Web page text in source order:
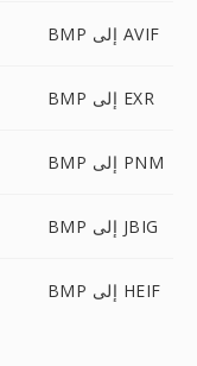
BMP إلى AVIF
BMP إلى EXR
BMP إلى PNM
BMP إلى JBIG
BMP إلى HEIF